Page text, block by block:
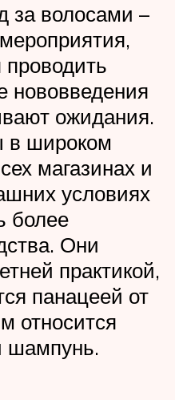
за волосами –
проводить
нововведения
ожидания.
в широком
магазинах и
условиях
более
Они
практикой,
панацеей от
относится
шампунь.